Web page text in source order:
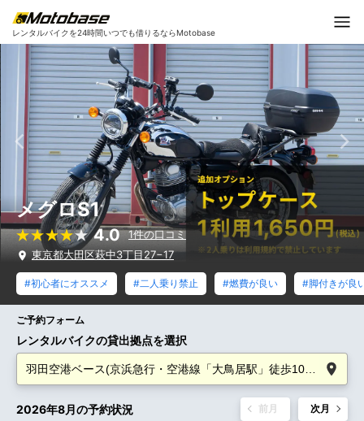
レンタルバイクを24時間いつでも借りるならMotobase
メグロS1
4.0
1件の口コミ
東京都大田区萩中3丁目27−17
#初心者にオススメ #二人乗り禁止 #燃費が良い #脚付きが良
ご予約フォーム
レンタルバイクの貸出拠点を選択
2026年8月の予約状況 前月 次月